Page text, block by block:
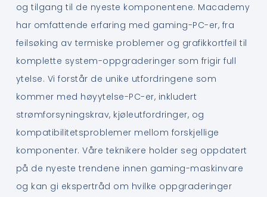
og tilgang til de nyeste komponentene. Macademy
har omfattende erfaring med gaming-PC-er, fra
feilsøking av termiske problemer og grafikkortfeil til
komplette system-oppgraderinger som frigir full
ytelse. Vi forstår de unike utfordringene som
kommer med høyytelse-PC-er, inkludert
strømforsyningskrav, kjøleutfordringer, og
kompatibilitetsproblemer mellom forskjellige
komponenter. Våre teknikere holder seg oppdatert
på de nyeste trendene innen gaming-maskinvare
og kan gi ekspertråd om hvilke oppgraderinger